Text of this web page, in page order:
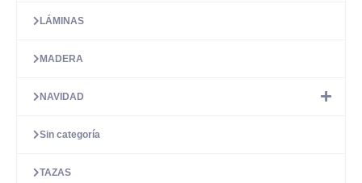
LÁMINAS
MADERA
NAVIDAD
Sin categoría
TAZAS